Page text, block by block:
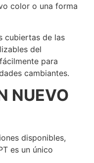
color o una forma
cubiertas de las
del
para
cambiantes.
NUEVO
disponibles,
es un único